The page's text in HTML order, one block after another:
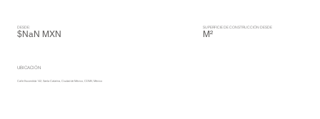
DESDE:
$NaN MXN
SUPERFICIE DE CONSTRUCCIÓN DESDE
M²
UBICACIÓN
Calle Escondida 142, Santa Catarina, Ciudad de México, CDMX, México